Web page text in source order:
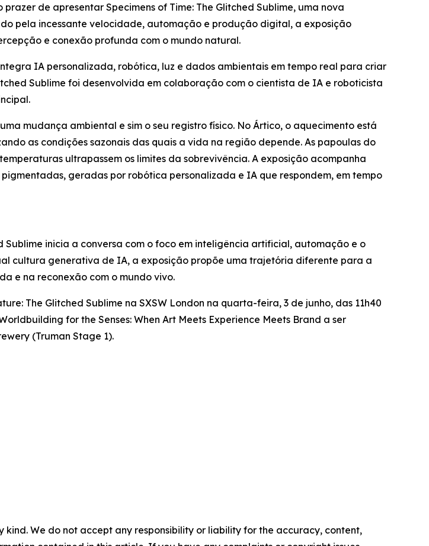
prazer de apresentar Specimens of Time: The Glitched Sublime, uma nova
pela incessante velocidade, automação e produção digital, a exposição
e conexão profunda com o mundo natural.
IA personalizada, robótica, luz e dados ambientais em tempo real para criar
Sublime foi desenvolvida em colaboração com o cientista de IA e roboticista
mudança ambiental e sim o seu registro físico. No Ártico, o aquecimento está
as condições sazonais das quais a vida na região depende. As papoulas do
ultrapassem os limites da sobrevivência. A exposição acompanha
geradas por robótica personalizada e IA que respondem, em tempo
Sublime inicia a conversa com o foco em inteligência artificial, automação e o
cultura generativa de IA, a exposição propõe uma trajetória diferente para a
e na reconexão com o mundo vivo.
The Glitched Sublime na SXSW London na quarta-feira, 3 de junho, das 11h40
for the Senses: When Art Meets Experience Meets Brand a ser
(Truman Stage 1).
We do not accept any responsibility or liability for the accuracy, content,